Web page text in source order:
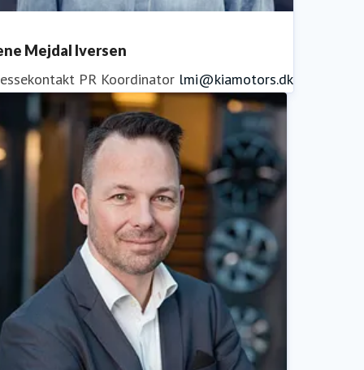
Mejdal Iversen
PR Koordinator lmi@kiamotors.dk